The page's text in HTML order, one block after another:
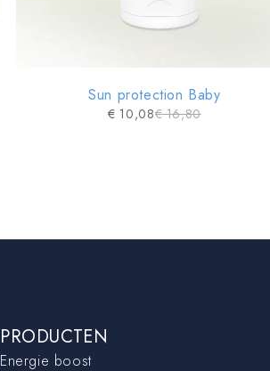
Sun protection Baby
€16,80
€ 10,08
PRODUCTEN
Energie boost